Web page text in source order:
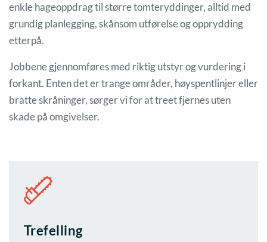
enkle hageoppdrag til større tomteryddinger, alltid med
grundig planlegging, skånsom utførelse og opprydding
etterpå.
Jobbene gjennomføres med riktig utstyr og vurdering i
forkant. Enten det er trange områder, høyspentlinjer eller
bratte skråninger, sørger vi for at treet fjernes uten
skade på omgivelser.
Trefelling